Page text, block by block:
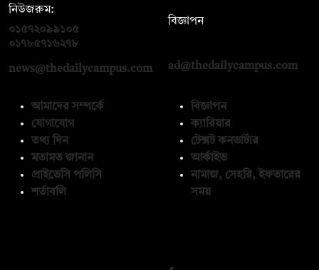
নিউজরুম:
০১৫৭২০৯৯১০৫
০১৭৮৫৭১৬২৭৮
news@thedailycampus.com
বিজ্ঞাপন
ad@thedailycampus.com
আমাদের সম্পর্কে
যোগাযোগ
তথ্য দিন
মতামত জানান
প্রাইভেসি পলিসি
শর্তাবলি
বিজ্ঞাপন
ক্যারিয়ার
টেক্সট কনভার্টার
আর্কাইভ
নামাজ, সেহরি, ইফতারের
সময়